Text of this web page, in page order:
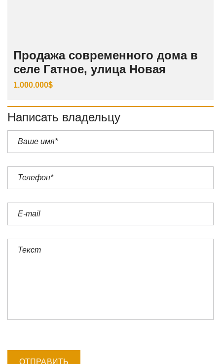
Продажа современного дома в
селе Гатное, улица Новая
1.000.000$
Написать владельцу